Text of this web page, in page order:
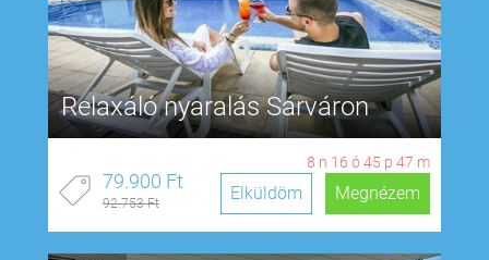
Relaxáló nyaralás Sárváron
8 n 16 ó45 p 46 m
79.900 Ft
92.753 Ft Megnézem
Elküldöm